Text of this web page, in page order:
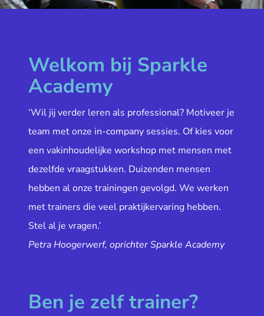
Welkom bij Sparkle
Academy
‘Wil jij verder leren als professional? Motiveer je
team met onze in-company sessies. Of kies voor
een vakinhoudelijke workshop met mensen met
dezelfde vraagstukken. Duizenden mensen
hebben al onze trainingen gevolgd. We werken
met trainers die veel praktijkervaring hebben.
Stel al je vragen.’
Petra Hoogerwerf, oprichter Sparkle Academy
Ben je zelf trainer?